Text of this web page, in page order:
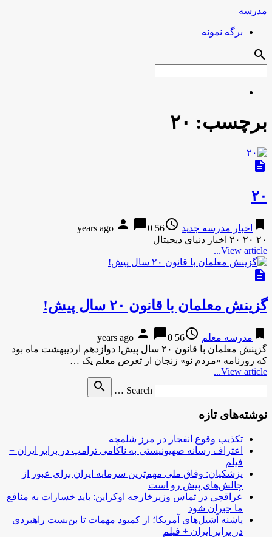
مدرسه
برگه نمونه
search
برچسب: ۲۰
description
۲۰
bookmark اخبار مدرسه جدید access_time
56 years ago
person chat_bubble0
۲۰ ۲۰ ۲۰ اخبار دنیای دیجیتال
View article...
description
گزینش معلمان با قانون ۲۰ سال پیش!
bookmark مدرسه معلم access_time
56 years ago
person chat_bubble0
گزینش معلمان با قانون ۲۰ سال پیش! دوازدهم اردیبهشت ماه بود
که روزنامه «مردم نو» زنجان از تعرض معلم یک …
View article...
Search …
search
نوشته‌های تازه
تکذیب وقوع انفجار در مرز شلمچه
اعتراف رسانه صهیونیستی به ناکامی ترامپ در برابر ایران +
فیلم
پزشکیان: وفاق ملی مهم‌ترین سرمایه ایران برای عبور از
چالش‌های پیش رو است
عراقچی در تماس وزیرخارجه اوکراین: باید خسارات به منافع
ما جبران شود
پاشنه آشیل‌های آمریکا؛ از کمبود مهمات تا بن‌بست راهبردی
در برابر ایران + فیلم